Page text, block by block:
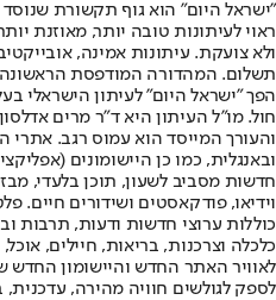
"ישראל היום" הוא גוף תקשורת
ראוי לעיתונות טובה יותר, מאוזנת
ולא צועקת. עיתונות אמינה,
הפך "ישראל היום" לעיתון הישראלי
חול. מו"ל העיתון היא ד"ר מרים
והעורך המייסד הוא עמוס רגב. אתרי
חדשות מסביב לשעון, תוכן בלעדי,
וידיאו, פודקאסטים ושידורים חיים.
כוללות ערוצי חדשות ודעות, תרבות
לאוויר האתר החדש והיישומון
לספק לגולשים חוויה מהירה,